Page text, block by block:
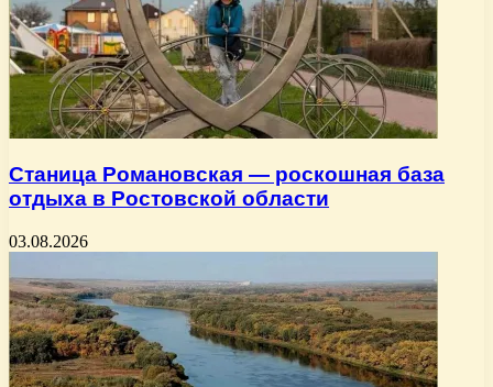
Станица Романовская — роскошная база
отдыха в Ростовской области
03.08.2026